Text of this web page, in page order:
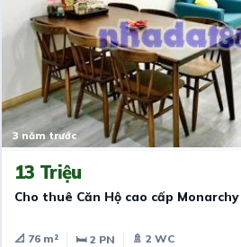
3 năm trước
13 Triệu
Cho thuê Căn Hộ cao cấp
📐 76 m² 🛏 2 PN
🚿 2 WC